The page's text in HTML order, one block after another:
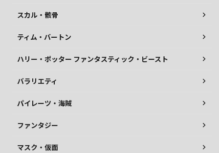
スカル・骸骨
ティム・バートン
ハリー・ポッター ファンタスティック・ビースト
バラリエティ
パイレーツ・海賊
ファンタジー
マスク・仮面